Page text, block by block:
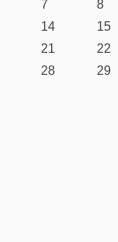
7 8
14 15
21 22
28 29